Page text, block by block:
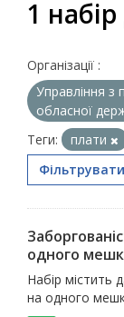
1
Організації :
Управління з
обласної
Теги:
плати
одного
Набір містить
на одного